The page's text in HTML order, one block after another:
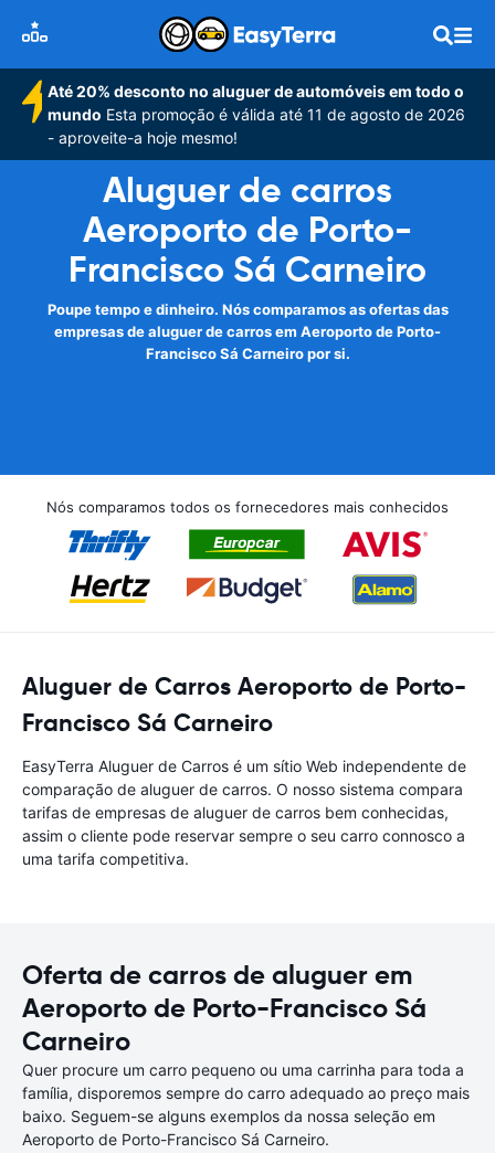
Até 20% desconto no aluguer de automóveis em todo o
mundo Esta promoção é válida até 11 de agosto de 2026
- aproveite-a hoje mesmo!
Aluguer de carros
Aeroporto de Porto-
Francisco Sá Carneiro
Poupe tempo e dinheiro. Nós comparamos as ofertas das
empresas de aluguer de carros em Aeroporto de Porto-
Francisco Sá Carneiro por si.
Nós comparamos todos os fornecedores mais conhecidos
Aluguer de Carros Aeroporto de Porto-
Francisco Sá Carneiro
EasyTerra Aluguer de Carros é um sítio Web independente de
comparação de aluguer de carros. O nosso sistema compara
tarifas de empresas de aluguer de carros bem conhecidas,
assim o cliente pode reservar sempre o seu carro connosco a
uma tarifa competitiva.
Oferta de carros de aluguer em
Aeroporto de Porto-Francisco Sá
Carneiro
Quer procure um carro pequeno ou uma carrinha para toda a
família, disporemos sempre do carro adequado ao preço mais
baixo. Seguem-se alguns exemplos da nossa seleção em
Aeroporto de Porto-Francisco Sá Carneiro.